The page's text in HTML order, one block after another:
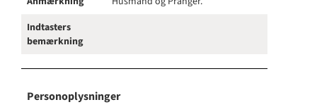
Indtasters
bemærkning
Personoplysninger